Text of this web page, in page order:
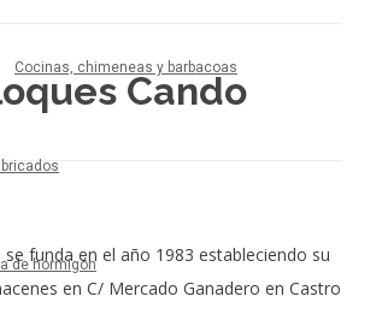
Cocinas, chimeneas y barbacoas
de hormigón
Cando
se funda en el año 1983 estableciendo su
en C/ Mercado Ganadero en Castro